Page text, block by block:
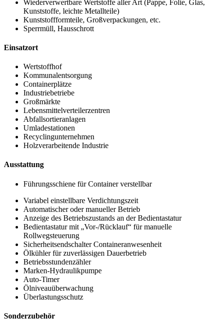
Wiederverwertbare Wertstoffe aller Art (Pappe, Folie, Glas,
Kunststoffe, leichte Metallteile)
Kunststoffformteile, Großverpackungen, etc.
Sperrmüll, Hausschrott
Einsatzort
Wertstoffhof
Kommunalentsorgung
Containerplätze
Industriebetriebe
Großmärkte
Lebensmittelverteilerzentren
Abfallsortieranlagen
Umladestationen
Recyclingunternehmen
Holzverarbeitende Industrie
Ausstattung
Führungsschiene für Container verstellbar
Variabel einstellbare Verdichtungszeit
Automatischer oder manueller Betrieb
Anzeige des Betriebszustands an der Bedientastatur
Bedientastatur mit „Vor-/Rücklauf“ für manuelle
Rollwegsteuerung
Sicherheitsendschalter Containeranwesenheit
Ölkühler für zuverlässigen Dauerbetrieb
Betriebsstundenzähler
Marken-Hydraulikpumpe
Auto-Timer
Ölniveauüberwachung
Überlastungsschutz
Sonderzubehör